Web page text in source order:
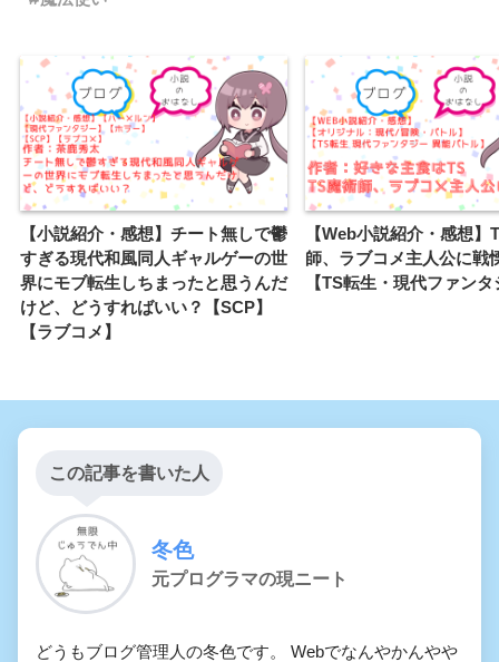
【小説紹介・感想】チート無しで鬱
すぎる現代和風同人ギャルゲーの世
界にモブ転生しちまったと思うんだ
けど、どうすればいい？【SCP】
【ラブコメ】
【Web小説紹介・感想】
師、ラブコメ主人公に戦
【TS転生・現代ファン
この記事を書いた人
冬色
元プログラマの現ニート
どうもブログ管理人の冬色です。 Webでなんやかんやや